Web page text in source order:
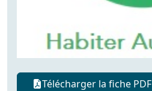
Télécharger la fiche PDF